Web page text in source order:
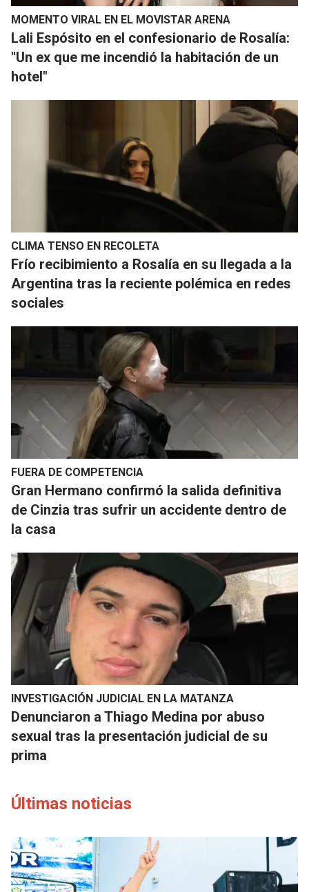
MOMENTO VIRAL EN EL MOVISTAR ARENA
Lali Espósito en el confesionario de Rosalía:
"Un ex que me incendió la habitación de un
hotel"
CLIMA TENSO EN RECOLETA
Frío recibimiento a Rosalía en su llegada a la
Argentina tras la reciente polémica en redes
sociales
FUERA DE COMPETENCIA
​Gran Hermano confirmó la salida definitiva
de Cinzia tras sufrir un accidente dentro de
la casa
INVESTIGACIÓN JUDICIAL EN LA MATANZA
Denunciaron a Thiago Medina por abuso
sexual tras la presentación judicial de su
prima
Últimas noticias